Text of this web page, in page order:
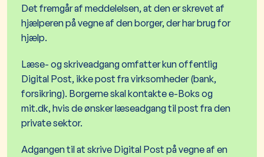
Det fremgår af meddelelsen, at den er skrevet af
hjælperen på vegne af den borger, der har brug for
hjælp.
Læse- og skriveadgang omfatter kun offentlig
Digital Post, ikke post fra virksomheder (bank,
forsikring). Borgerne skal kontakte e-Boks og
mit.dk, hvis de ønsker læseadgang til post fra den
private sektor.
Adgangen til at skrive Digital Post på vegne af en